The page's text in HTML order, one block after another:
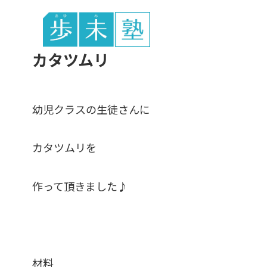
東谷中生の
カタツムリ
幼児クラスの生徒さんに
カタツムリを
作って頂きました♪
材料